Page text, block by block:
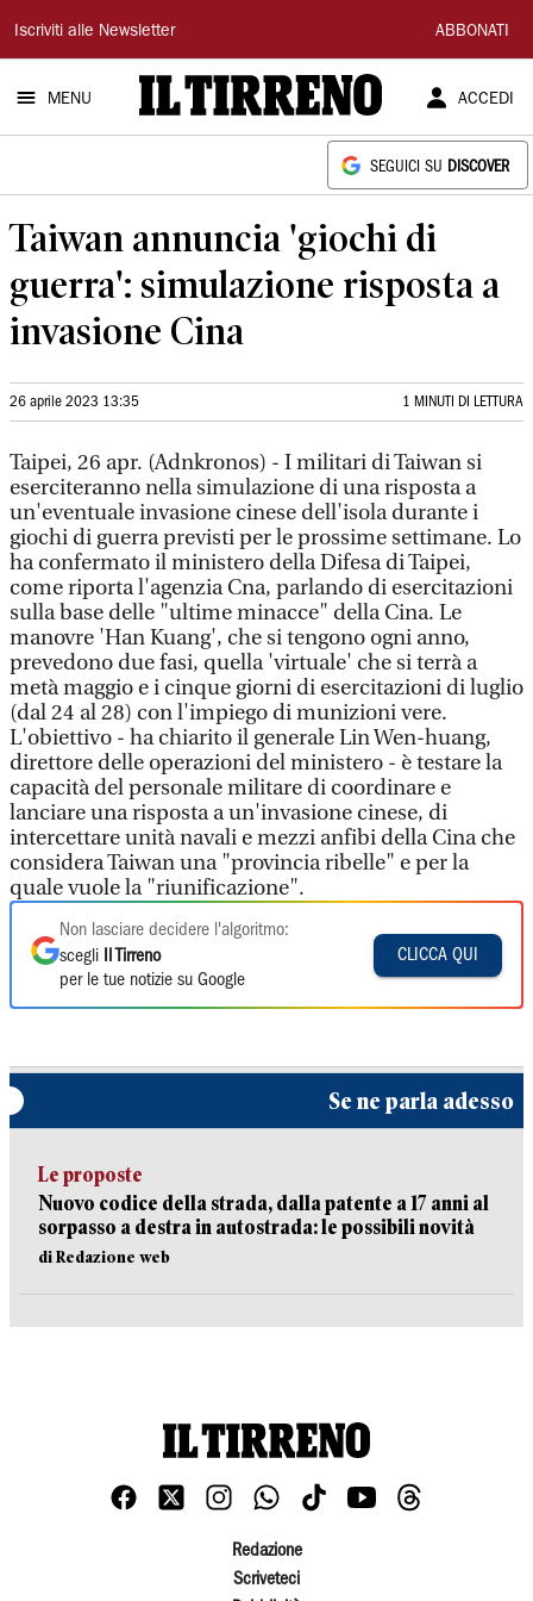
Il
Tirreno
Iscriviti alle Newsletter ABBONATI
MENU ACCEDI
SEGUICI SU DISCOVER
Taiwan annuncia 'giochi di
guerra': simulazione risposta a
invasione Cina
26 aprile 2023 13:35 1 MINUTI DI LETTURA
Taipei, 26 apr. (Adnkronos) - I militari di Taiwan si
eserciteranno nella simulazione di una risposta a
un'eventuale invasione cinese dell'isola durante i
giochi di guerra previsti per le prossime settimane. Lo
ha confermato il ministero della Difesa di Taipei,
come riporta l'agenzia Cna, parlando di esercitazioni
sulla base delle "ultime minacce" della Cina. Le
manovre 'Han Kuang', che si tengono ogni anno,
prevedono due fasi, quella 'virtuale' che si terrà a
metà maggio e i cinque giorni di esercitazioni di luglio
(dal 24 al 28) con l'impiego di munizioni vere.
L'obiettivo - ha chiarito il generale Lin Wen-huang,
direttore delle operazioni del ministero - è testare la
capacità del personale militare di coordinare e
lanciare una risposta a un'invasione cinese, di
intercettare unità navali e mezzi anfibi della Cina che
considera Taiwan una "provincia ribelle" e per la
quale vuole la "riunificazione".
Non lasciare decidere l'algoritmo:
scegli
Il Tirreno
per le tue notizie su Google
CLICCA QUI
Se ne parla adesso
Le proposte
Nuovo codice della strada, dalla patente a 17 anni al
sorpasso a destra in autostrada: le possibili novità
di Redazione web
Redazione
Scriveteci